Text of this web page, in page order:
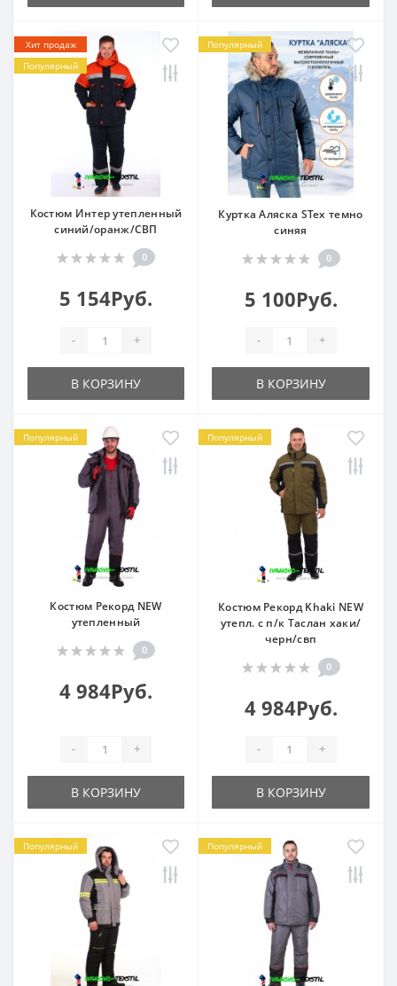
Хит продаж
Популярный
Костюм Интер утепленный
синий/оранж/СВП
0
5 154Руб.
- +
В КОРЗИНУ
Популярный
Куртка Аляска STex темно
синяя
0
5 100Руб.
- +
В КОРЗИНУ
Популярный
Костюм Рекорд NEW
утепленный
0
4 984Руб.
- +
В КОРЗИНУ
Популярный
Костюм Рекорд Khaki NEW
утепл. с п/к Таслан хаки/
черн/свп
0
4 984Руб.
- +
В КОРЗИНУ
Популярный Популярный